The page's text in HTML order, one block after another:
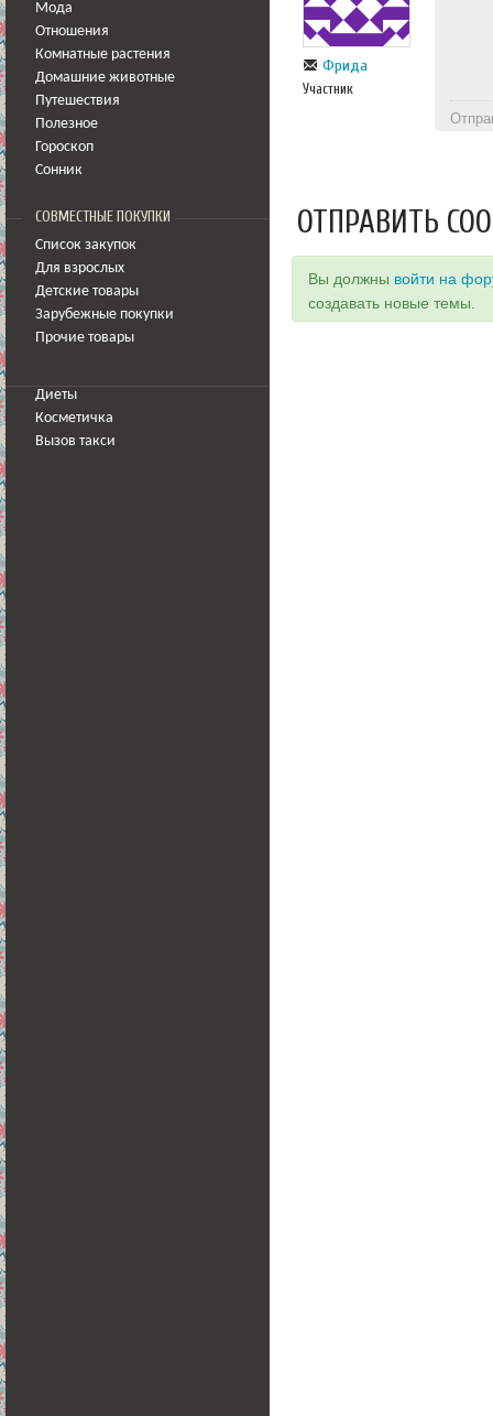
Мода
Отношения
Комнатные растения
Домашние животные
Путешествия
Полезное
Гороскоп
Сонник
СОВМЕСТНЫЕ ПОКУПКИ
Список закупок
Для взрослых
Детские товары
Зарубежные покупки
Прочие товары
Диеты
Косметичка
Вызов такси
Фрида
Участник
ОТПРАВИТЬ
Вы должны войти на
создавать новые темы.